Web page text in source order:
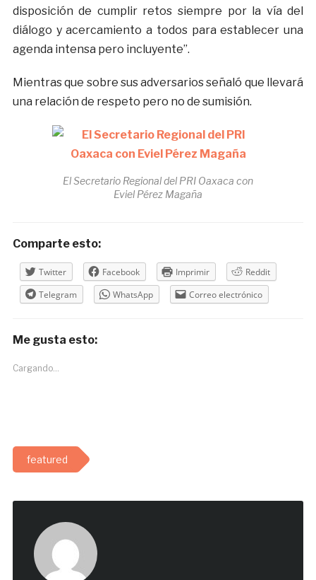
disposición de cumplir retos siempre por la vía del
diálogo y acercamiento a todos para establecer una
agenda intensa pero incluyente”.
Mientras que sobre sus adversarios señaló que llevará
una relación de respeto pero no de sumisión.
El Secretario Regional del PRI Oaxaca con
Eviel Pérez Magaña
Comparte esto:
Twitter Facebook Imprimir
Reddit
Telegram
WhatsApp Correo electrónico
Me gusta esto:
Cargando...
featured